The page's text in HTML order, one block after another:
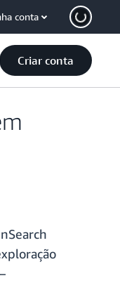
conta
Criar conta